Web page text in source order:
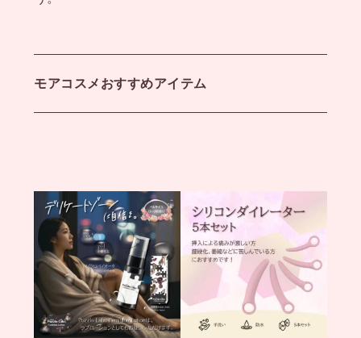
モアコスメおすすめアイテム